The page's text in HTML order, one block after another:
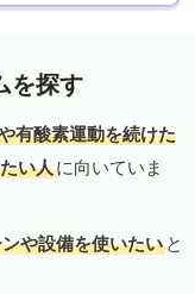
を探す
有酸素運動を続けた
い人に向いていま
や設備を使いたい と